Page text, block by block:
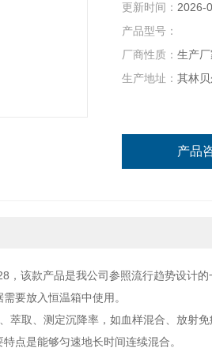
更新时间： 2026-
产品型号：
厂商性质： 生产厂
生产地址： 其林
产品
，该款产品是我公司参照流行趋势设计
要放入恒温箱中使用。
萃取、测定沉降率，如血样混合、放射免
点是能够匀速地长时间连续混合。